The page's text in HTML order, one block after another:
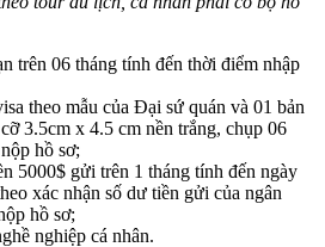
trên 06 tháng tính đến thời điểm nhập
theo mẫu của Đại sứ quán và 01 bản
3.5cm x 4.5 cm nền trắng, chụp 06
hồ sơ;
5000$ gửi trên 1 tháng tính đến ngày
xác nhận số dư tiền gửi của ngân
hồ sơ;
nghiệp cá nhân.